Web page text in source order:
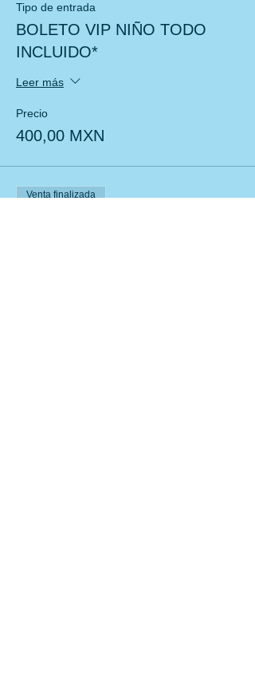
Tipo de entrada
BOLETO VIP NIÑO TODO
INCLUIDO*
Leer más
Precio
400,00 MXN
Venta finalizada